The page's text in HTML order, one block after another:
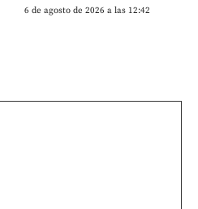
6 de agosto de 2026 a las 12:42